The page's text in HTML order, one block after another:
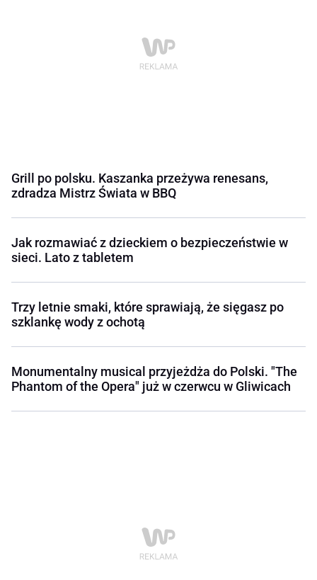
Grill po polsku. Kaszanka przeżywa renesans,
zdradza Mistrz Świata w BBQ
Jak rozmawiać z dzieckiem o bezpieczeństwie w
sieci. Lato z tabletem
Trzy letnie smaki, które sprawiają, że sięgasz po
szklankę wody z ochotą
Monumentalny musical przyjeżdża do Polski. "The
Phantom of the Opera" już w czerwcu w Gliwicach